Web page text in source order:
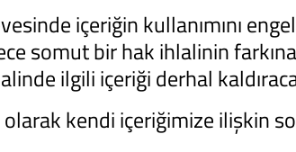
içeriğin kullanımını
somut bir hak ihlalinin
ilgili içeriği derhal
olarak kendi içeriğimize ilişkin